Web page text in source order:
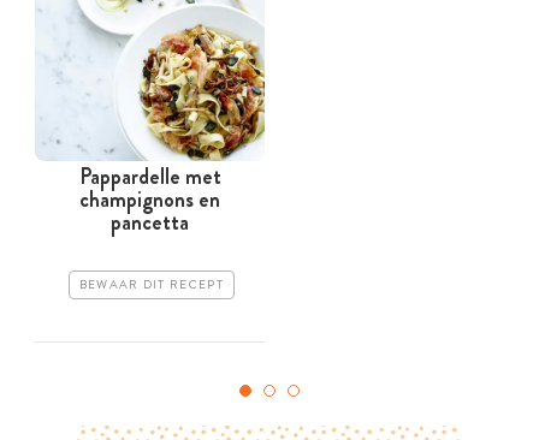
Pappardelle met
champignons en
pancetta
BEWAAR DIT RECEPT